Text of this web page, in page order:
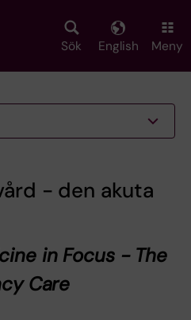
Sök English Meny
- den akuta
in Focus - The
Care